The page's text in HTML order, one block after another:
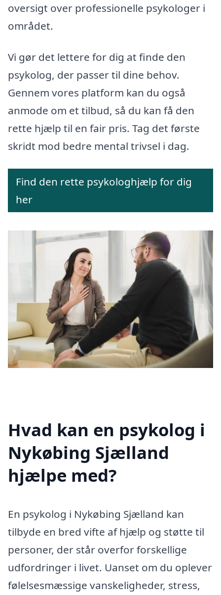
oversigt over professionelle psykologer i
området.
Vi gør det lettere for dig at finde den
psykolog, der passer til dine behov.
Gennem vores platform kan du også
anmode om et tilbud, så du kan få den
rette hjælp til en fair pris. Tag det første
skridt mod bedre mental trivsel i dag.
Find den rette psykologhjælp for dig
her
Hvad kan en psykolog i
Nykøbing Sjælland
hjælpe med?
En psykolog i Nykøbing Sjælland kan
tilbyde en bred vifte af hjælp og støtte til
personer, der står overfor forskellige
udfordringer i livet. Uanset om du oplever
følelsesmæssige vanskeligheder, stress,